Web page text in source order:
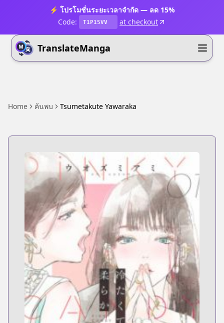
⚡ โปรโมชั่นระยะเวลาจำกัด — ลด 15%
Code:
T1P15VV at checkout
TranslateManga
Home ค้นพบ Tsumetakute Yawaraka